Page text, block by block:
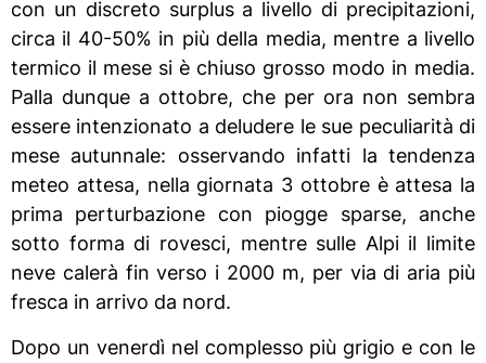
con un discreto surplus a livello di precipitazioni,
circa il 40-50% in più della media, mentre a livello
termico il mese si è chiuso grosso modo in media.
Palla dunque a ottobre, che per ora non sembra
essere intenzionato a deludere le sue peculiarità di
mese autunnale: osservando infatti la tendenza
meteo attesa, nella giornata 3 ottobre è attesa la
prima perturbazione con piogge sparse, anche
sotto forma di rovesci, mentre sulle Alpi il limite
neve calerà fin verso i 2000 m, per via di aria più
fresca in arrivo da nord.
Dopo un venerdì nel complesso più grigio e con le